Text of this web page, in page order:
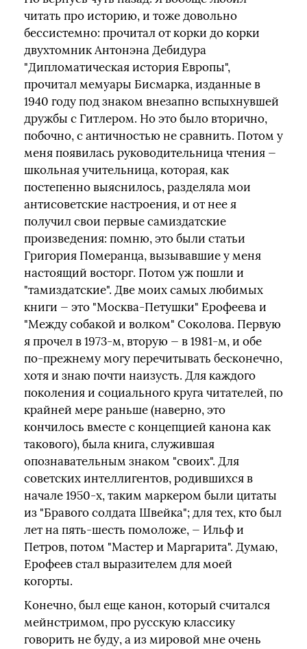
читать про историю, и тоже довольно
бессистемно: прочитал от корки до корки
двухтомник Антонэна Дебидура
"Дипломатическая история Европы",
прочитал мемуары Бисмарка, изданные в
1940 году под знаком внезапно вспыхнувшей
дружбы с Гитлером. Но это было вторично,
побочно, с античностью не сравнить. Потом у
меня появилась руководительница чтения —
школьная учительница, которая, как
постепенно выяснилось, разделяла мои
антисоветские настроения, и от нее я
получил свои первые самиздатские
произведения: помню, это были статьи
Григория Померанца, вызывавшие у меня
настоящий восторг. Потом уж пошли и
"тамиздатские". Две моих самых любимых
книги — это "Москва-Петушки" Ерофеева и
"Между собакой и волком" Соколова. Первую
я прочел в 1973-м, вторую — в 1981-м, и обе
по-прежнему могу перечитывать бесконечно,
хотя и знаю почти наизусть. Для каждого
поколения и социального круга читателей, по
крайней мере раньше (наверно, это
кончилось вместе с концепцией канона как
такового), была книга, служившая
опознавательным знаком "своих". Для
советских интеллигентов, родившихся в
начале 1950-х, таким маркером были цитаты
из "Бравого солдата Швейка"; для тех, кто был
лет на пять-шесть помоложе, — Ильф и
Петров, потом "Мастер и Маргарита". Думаю,
Ерофеев стал выразителем для моей
когорты.
Конечно, был еще канон, который считался
мейнстримом, про русскую классику
говорить не буду, а из мировой мне очень